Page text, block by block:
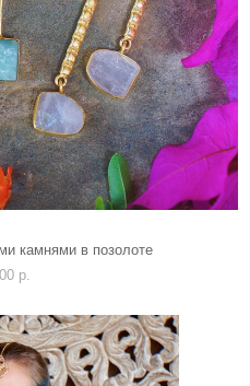
камнями в позолоте
p.